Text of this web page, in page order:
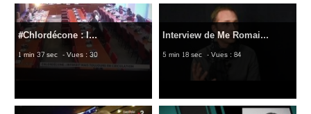
#Chlordécone : l...
1 min 37 sec - Vues : 30
Interview de Me Romai...
5 min 18 sec - Vues : 84